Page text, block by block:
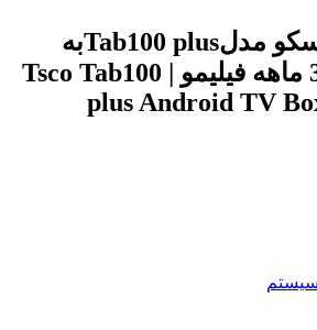
اندروید باکس تسکو مدلTab100 plusبه
همراه اشتراک 3 ماهه فیلیمو | Tsco Tab100
plus Android TV